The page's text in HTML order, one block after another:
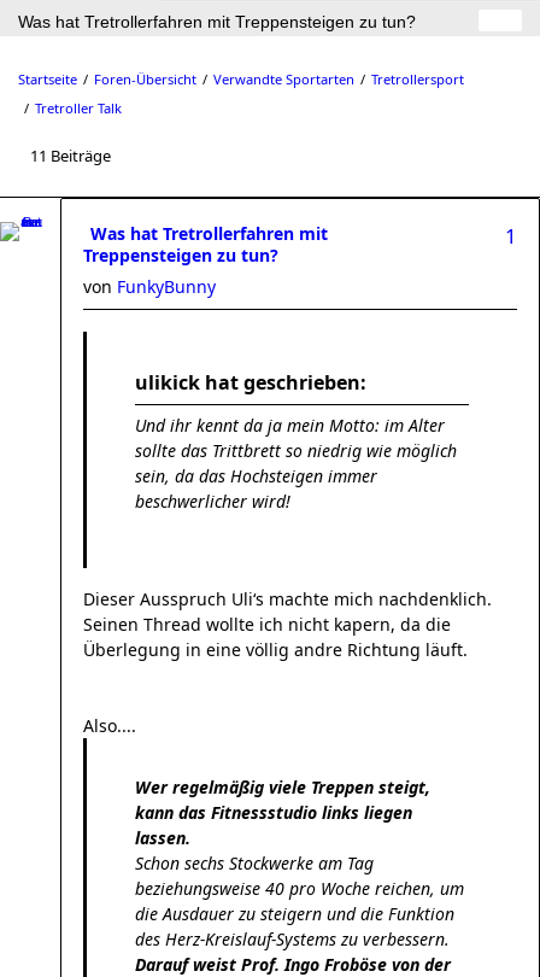
Was hat Tretrollerfahren mit Treppensteigen zu tun?
Startseite Foren-Übersicht Verwandte Sportarten
Tretrollersport
Tretroller Talk
11 Beiträge
Was hat Tretrollerfahren mit
Treppensteigen zu tun?
1
von FunkyBunny
ulikick hat geschrieben:
Und ihr kennt da ja mein Motto: im Alter
sollte das Trittbrett so niedrig wie möglich
sein, da das Hochsteigen immer
beschwerlicher wird!
Dieser Ausspruch Uli‘s machte mich nachdenklich.
Seinen Thread wollte ich nicht kapern, da die
Überlegung in eine völlig andre Richtung läuft.
Also....
Wer regelmäßig viele Treppen steigt,
kann das Fitnessstudio links liegen
lassen.
Schon sechs Stockwerke am Tag
beziehungsweise 40 pro Woche reichen, um
die Ausdauer zu steigern und die Funktion
des Herz-Kreislauf-Systems zu verbessern.
Darauf weist Prof. Ingo Froböse von der